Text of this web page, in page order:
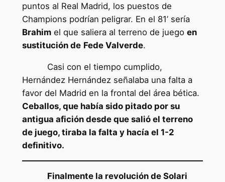
puntos al Real Madrid, los puestos de
Champions podrían peligrar. En el 81’ sería
Brahimel que saliera al terreno de juego en
sustitución de Fede Valverde.
Casi con el tiempo cumplido,
Hernández Hernández señalaba una falta a
favor del Madrid en la frontal del área bética.
Ceballos, que había sido pitado por su
antigua afición desde que salió el terreno
de juego, tiraba la falta y hacía el 1-2
definitivo.
Finalmente la revolución de Solari